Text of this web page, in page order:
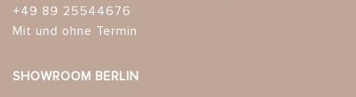
+49 89 25544676
Mit und ohne Termin
SHOWROOM BERLIN